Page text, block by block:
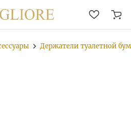
Держатели туалетной